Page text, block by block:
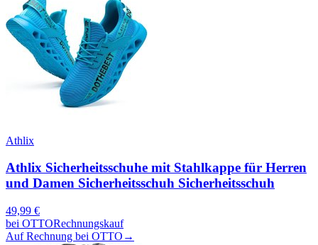
Athlix
Athlix Sicherheitsschuhe mit Stahlkappe für Herren
und Damen Sicherheitsschuh Sicherheitsschuh
49,99 €
bei OTTORechnungskauf
Auf Rechnung bei OTTO →